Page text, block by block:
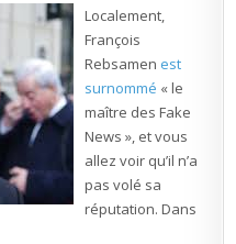
Rebsamen
interdit
le
glyphosate
à
(et
demain,
la
viande
rouge
?
La
charcuterie
?
La
pilule
Localement,
François
Rebsamen est
surnommé « le
maître des Fake
News », et vous
allez voir qu’il n’a
pas volé sa
réputation. Dans